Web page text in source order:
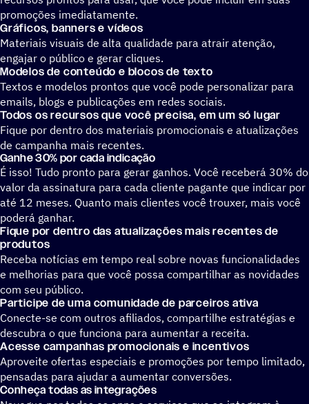
promoções imediatamente.
Gráficos, banners e vídeos
Materiais visuais de alta qualidade para atrair atenção,
engajar o público e gerar cliques.
Modelos de conteúdo e blocos de texto
Textos e modelos prontos que você pode personalizar para
emails, blogs e publicações em redes sociais.
Todos os recursos que você precisa, em um só lugar
Fique por dentro dos materiais promocionais e atualizações
de campanha mais recentes.
Ganhe 30% por cada indicação
É isso! Tudo pronto para gerar ganhos. Você receberá 30% do
valor da assinatura para cada cliente pagante que indicar por
até 12 meses. Quanto mais clientes você trouxer, mais você
poderá ganhar.
Fique por dentro das atualizações mais recentes de
produtos
Receba notícias em tempo real sobre novas funcionalidades
e melhorias para que você possa compartilhar as novidades
com seu público.
Participe de uma comunidade de parceiros ativa
Conecte-se com outros afiliados, compartilhe estratégias e
descubra o que funciona para aumentar a receita.
Acesse campanhas promocionais e incentivos
Aproveite ofertas especiais e promoções por tempo limitado,
pensadas para ajudar a aumentar conversões.
Conheça todas as integrações